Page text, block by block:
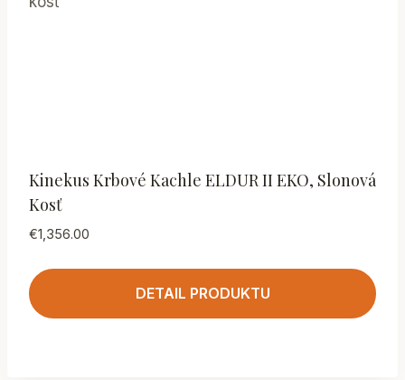
Kinekus Krbové Kachle ELDUR II EKO, Slonová
Kosť
€1,356.00
DETAIL PRODUKTU